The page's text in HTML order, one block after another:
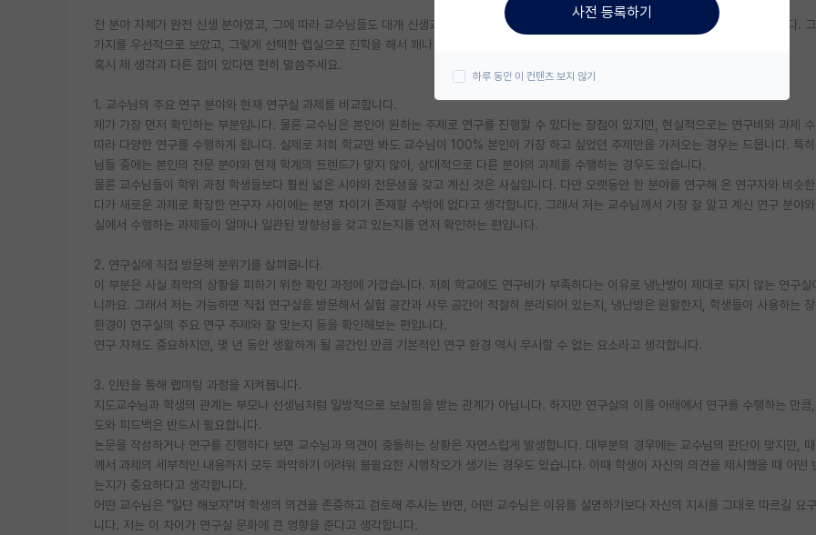
전 분야 자체가 완전 신생 분야였고, 그에 따라 교수님들도 대개 신생교수님들이 많아서 사실 alumni나 평판으로 랩실을 선택하긴 힘들었습니다.
가지를 우선적으로 보았고, 그렇게 선택한 랩실으로 진학을 해서 꽤나 만족스러운 생활을 하는 중입니다.
혹시 제 생각과 다른 점이 있다면 편히 말씀주세요.
1. 교수님의 주요 연구 분야와 현재 연구실 과제를 비교합니다.
제가 가장 먼저 확인하는 부분입니다. 물론 교수님은 본인이 원하는 주제로 연구를 진행할 수 있다는 장점이 있지만, 현실적으로는 연구비와 과제
따라 다양한 연구를 수행하게 됩니다. 실제로 저희 학교만 봐도 교수님이 100% 본인이 가장 하고 싶었던 주제만을 가져오는 경우는 드뭅니다. 특
님들 중에는 본인의 전문 분야와 현재 학계의 트렌드가 맞지 않아, 상대적으로 다른 분야의 과제를 수행하는 경우도 있습니다.
물론 교수님들이 학위 과정 학생들보다 훨씬 넓은 시야와 전문성을 갖고 계신 것은 사실입니다. 다만 오랫동안 한 분야를 연구해 온 연구자와 비슷
다가 새로운 과제로 확장한 연구자 사이에는 분명 차이가 존재할 수밖에 없다고 생각합니다. 그래서 저는 교수님께서 가장 잘 알고 계신 연구 분야
실에서 수행하는 과제들이 얼마나 일관된 방향성을 갖고 있는지를 먼저 확인하는 편입니다.
2. 연구실에 직접 방문해 분위기를 살펴봅니다.
이 부분은 사실 최악의 상황을 피하기 위한 확인 과정에 가깝습니다. 저희 학교에도 연구비가 부족하다는 이유로 냉난방이 제대로 되지 않는 연구실
니까요. 그래서 저는 가능하면 직접 연구실을 방문해서 실험 공간과 사무 공간이 적절히 분리되어 있는지, 냉난방은 원활한지, 학생들이 사용하는
환경이 연구실의 주요 연구 주제와 잘 맞는지 등을 확인해보는 편입니다.
연구 자체도 중요하지만, 몇 년 동안 생활하게 될 공간인 만큼 기본적인 연구 환경 역시 무시할 수 없는 요소라고 생각합니다.
3. 인턴을 통해 랩미팅 과정을 지켜봅니다.
지도교수님과 학생의 관계는 부모나 선생님처럼 일방적으로 보살핌을 받는 관계가 아닙니다. 하지만 연구실의 이름 아래에서 연구를 수행하는 만큼
도와 피드백은 반드시 필요합니다.
논문을 작성하거나 연구를 진행하다 보면 교수님과 의견이 충돌하는 상황은 자연스럽게 발생합니다. 대부분의 경우에는 교수님의 판단이 맞지만,
께서 과제의 세부적인 내용까지 모두 파악하기 어려워 불필요한 시행착오가 생기는 경우도 있습니다. 이때 학생이 자신의 의견을 제시했을 때 어떤
는지가 중요하다고 생각합니다.
어떤 교수님은 "일단 해보자"며 학생의 의견을 존중하고 검토해 주시는 반면, 어떤 교수님은 이유를 설명하기보다 자신의 지시를 그대로 따르길 요
니다. 저는 이 차이가 연구실 문화에 큰 영향을 준다고 생각합니다.
사전 등록하기
하루 동안 이 컨텐츠 보지 않기